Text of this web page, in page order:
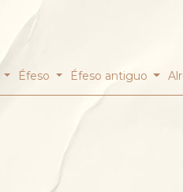
Éfeso Éfeso antiguo